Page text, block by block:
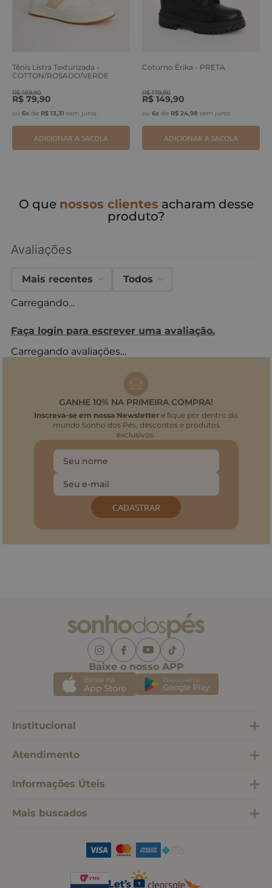
Tênis Listra Texturizada -
COTTON/ROSADO/VERDE
R$ 189,90
R$ 79,90
ou 6x de R$ 13,31 sem juros
ADICIONAR A SACOLA
Coturno Érika - PRETA
R$ 179,90
R$ 149,90
ou 6x de R$ 24,98 sem juros
ADICIONAR A SACOLA
O que nossos clientes acharam desse
produto?
Avaliações
Carregando…
Faça login para escrever uma avaliação.
Mais recentes Todos
Carregando avaliações…
GANHE 10% NA PRIMEIRA COMPRA!
Inscreva-se em nossa Newsletter e fique por dentro do
mundo Sonho dos Pés, descontos e produtos
exclusivos.
CADASTRAR
Baixe o nosso APP
Institucional
Atendimento
Informações Úteis
Mais buscados